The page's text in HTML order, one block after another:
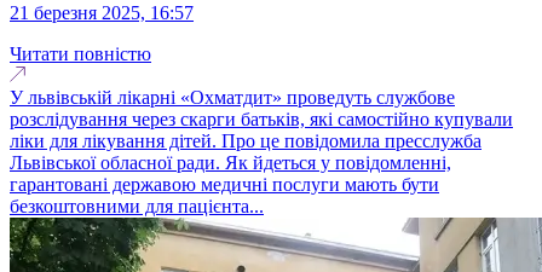
21 березня 2025, 16:57
Читати повністю
У львівській лікарні «Охматдит» проведуть службове
розслідування через скарги батьків, які самостійно купували
ліки для лікування дітей. Про це повідомила пресслужба
Львівської обласної ради. Як йдеться у повідомленні,
гарантовані державою медичні послуги мають бути
безкоштовними для пацієнта...